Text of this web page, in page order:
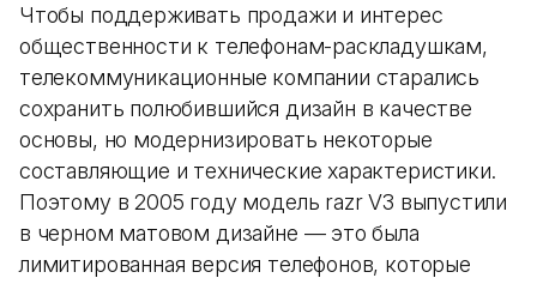
Чтобы поддерживать продажи и интерес
общественности к телефонам-раскладушкам,
телекоммуникационные компании старались
сохранить полюбившийся дизайн в качестве
основы, но модернизировать некоторые
составляющие и технические характеристики.
Поэтому в 2005 году модель razr V3 выпустили
в черном матовом дизайне — это была
лимитированная версия телефонов, которые